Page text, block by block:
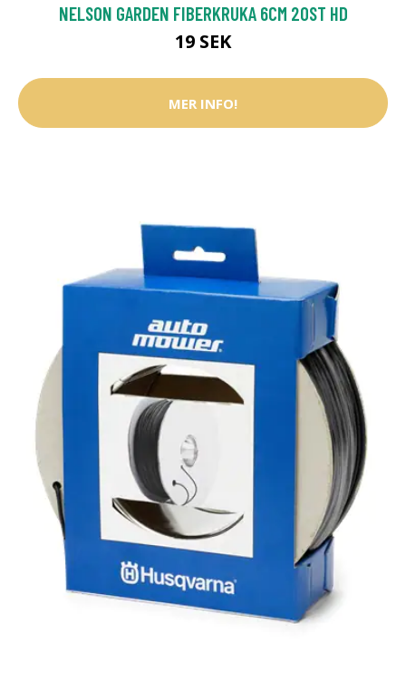
NELSON GARDEN FIBERKRUKA 6CM 20ST HD
19 SEK
MER INFO!